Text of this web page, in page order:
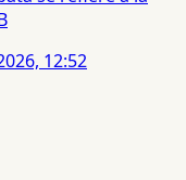
12:52